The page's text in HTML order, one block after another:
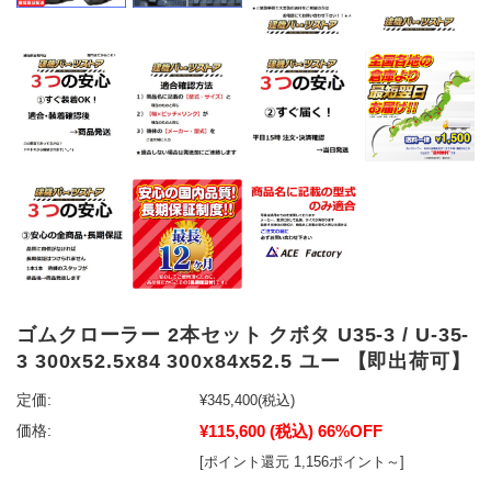
ゴムクローラー 2本セット クボタ U35-3 / U-35-
3 300x52.5x84 300x84x52.5 ユー 【即出荷可】
定価: ¥345,400(税込)
価格:
¥115,600 (税込) 66%OFF
[ポイント還元 1,156ポイント～]